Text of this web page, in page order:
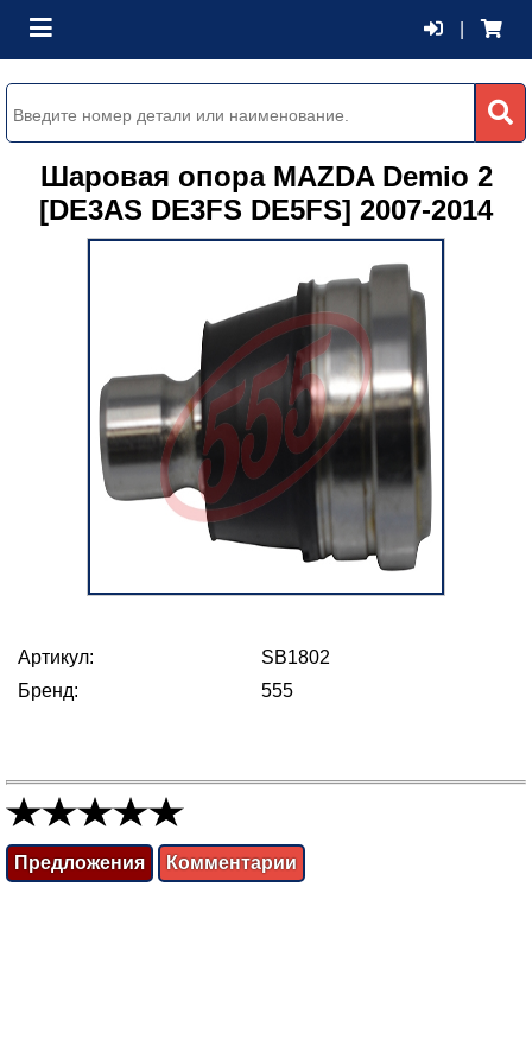
Шаровая опора MAZDA Demio 2
[DE3AS DE3FS DE5FS] 2007-2014
Артикул:
SB1802
Бренд:
555
Предложения Комментарии